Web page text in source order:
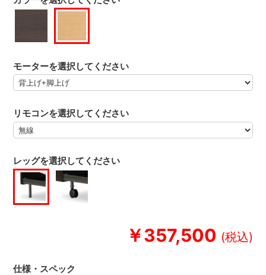
￥357,500
モーターを選択してください
リモコンを選択してください
レッグを選択してください
仕様・スペック